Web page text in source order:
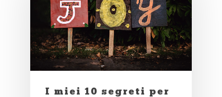
I miei 10 segreti per